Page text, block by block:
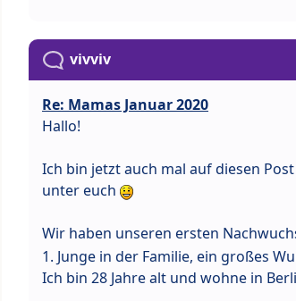
vivviv
Re: Mamas Januar 2020
Hallo!
Ich bin jetzt auch mal auf diesen
unter euch
Wir haben unseren ersten
1. Junge in der Familie, ein großes
Ich bin 28 Jahre alt und wohne in